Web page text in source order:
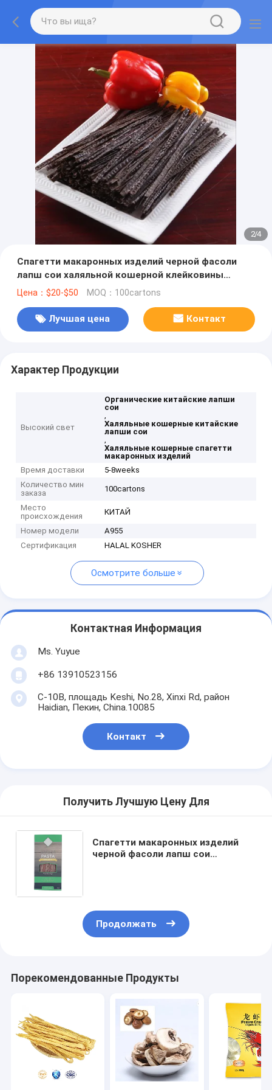
2/4
Спагетти макаронных изделий черной фасоли
лапш сои халяльной кошерной клейковины
свободные органические китайские
Цена：$20-$50 MOQ：100cartons
Лучшая цена Контакт
Характер Продукции
Высокий свет
Органические китайские лапши
сои
,
Халяльные кошерные китайские
лапши сои
,
Халяльные кошерные спагетти
макаронных изделий
Время доставки
5-8weeks
Количество мин
заказа
100cartons
Место
происхождения
КИТАЙ
Номер модели
A955
Сертификация
HALAL KOSHER
Осмотрите больше
Контактная Информация
Ms. Yuyue
+86 13910523156
C-10B, площадь Keshi, No.28, Xinxi Rd, район
Haidian, Пекин, China.10085
Контакт
Получить Лучшую Цену Для
Спагетти макаронных изделий
черной фасоли лапш сои
Продолжать
Порекомендованные Продукты